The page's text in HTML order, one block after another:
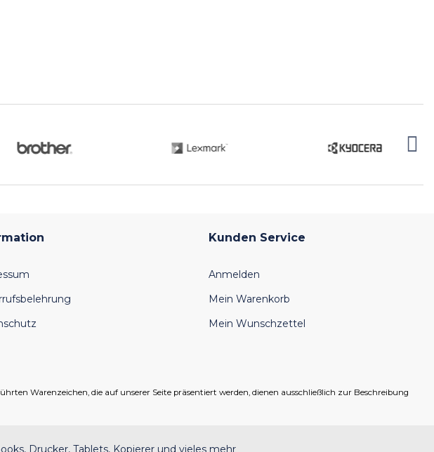
Kunden Service
Anmelden
Mein Warenkorb
Mein Wunschzettel
Warenzeichen, die auf unserer Seite präsentiert werden, dienen ausschließlich zur Beschreibung
Drucker, Tablets, Kopierer und vieles mehr